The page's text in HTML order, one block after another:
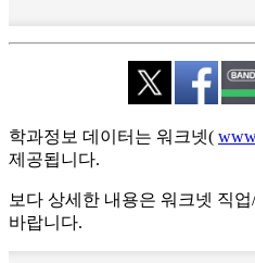
학과정보 데이터는 워크넷(
제공됩니다.
보다 상세한 내용은 워크넷 직
바랍니다.